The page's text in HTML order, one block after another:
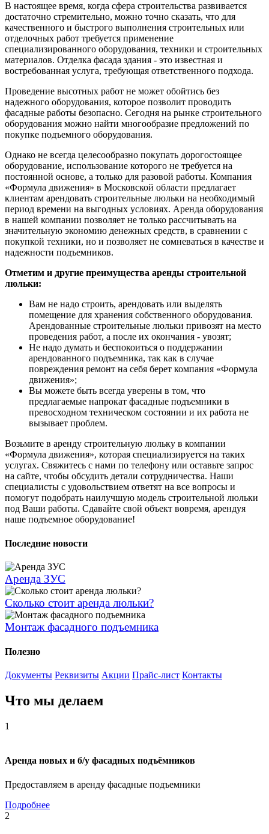
В настоящее время, когда сфера строительства развивается
достаточно стремительно, можно точно сказать, что для
качественного и быстрого выполнения строительных или
отделочных работ требуется применение
специализированного оборудования, техники и строительных
материалов. Отделка фасада здания - это известная и
востребованная услуга, требующая ответственного подхода.
Проведение высотных работ не может обойтись без
надежного оборудования, которое позволит проводить
фасадные работы безопасно. Сегодня на рынке строительного
оборудования можно найти многообразие предложений по
покупке подъемного оборудования.
Однако не всегда целесообразно покупать дорогостоящее
оборудование, использование которого не требуется на
постоянной основе, а только для разовой работы. Компания
«Формула движения» в Московской области предлагает
клиентам арендовать строительные люльки на необходимый
период времени на выгодных условиях. Аренда оборудования
в нашей компании позволяет не только рассчитывать на
значительную экономию денежных средств, в сравнении с
покупкой техники, но и позволяет не сомневаться в качестве и
надежности подъемников.
Отметим и другие преимущества аренды строительной
люльки:
Вам не надо строить, арендовать или выделять
помещение для хранения собственного оборудования.
Арендованные строительные люльки привозят на место
проведения работ, а после их окончания - увозят;
Не надо думать и беспокоиться о поддержании
арендованного подъемника, так как в случае
повреждения ремонт на себя берет компания «Формула
движения»;
Вы можете быть всегда уверены в том, что
предлагаемые напрокат фасадные подъемники в
превосходном техническом состоянии и их работа не
вызывает проблем.
Возьмите в аренду строительную люльку в компании
«Формула движения», которая специализируется на таких
услугах. Свяжитесь с нами по телефону или оставьте запрос
на сайте, чтобы обсудить детали сотрудничества. Наши
специалисты с удовольствием ответят на все вопросы и
помогут подобрать наилучшую модель строительной люльки
под Ваши работы. Сдавайте свой объект вовремя, арендуя
наше подъемное оборудование!
Последние новости
Аренда ЗУС
Сколько стоит аренда люльки?
Монтаж фасадного подъемника
Полезно
Документы Реквизиты Акции Прайс-лист Контакты
Что мы делаем
1
Аренда новых и б/у фасадных подъёмников
Предоставляем в аренду фасадные подъемники
Подробнее
2